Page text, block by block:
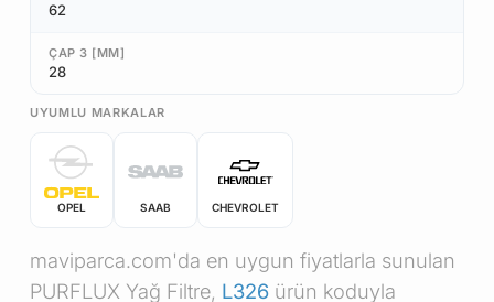
62
ÇAP 3 [MM]
28
UYUMLU MARKALAR
OPEL SAAB CHEVROLET
maviparca.com'da en uygun fiyatlarla sunulan
PURFLUX Yağ Filtre, L326 ürün koduyla